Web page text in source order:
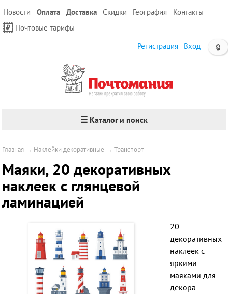
Новости Оплата Доставка Скидки География
Контакты
Почтовые тарифы
🔒
Регистрация Вход
☰ Каталог и поиск
Главная → Наклейки декоративные →Транспорт
Маяки, 20 декоративных
наклеек с глянцевой
ламинацией
20
декоративных
наклеек с
яркими
маяками для
декора